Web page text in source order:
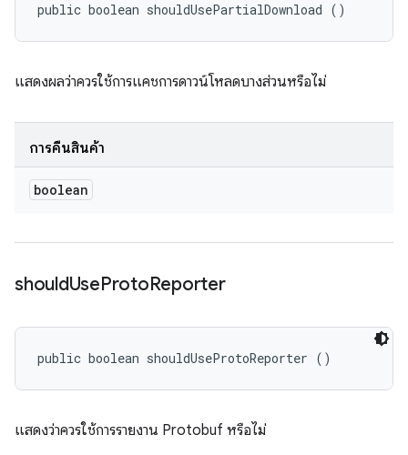
public boolean shouldUsePartialDownload ()
แสดงผลว่าควรใช้การแคชการดาวน์โหลดบางส่วนหรือไม่
การคืนสินค้า
boolean
shouldUseProtoReporter
public boolean shouldUseProtoReporter ()
แสดงว่าควรใช้การรายงาน Protobuf หรือไม่